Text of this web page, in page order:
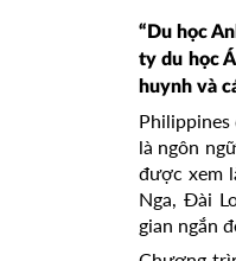
“Du học
ty du học
huynh và
là ngôn
được xem
Nga, Đài
gian ngắn